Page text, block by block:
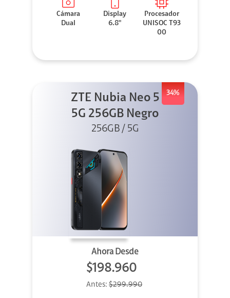
Cámara
Dual
Display
6.8"
Procesador
UNISOC T93
00
34%
ZTE Nubia Neo 5
5G 256GB Negro
256GB / 5G
Ahora Desde
$198.960
Antes: $299.990